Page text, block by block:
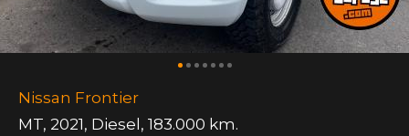
Nissan Frontier
MT, 2021, Diesel, 183.000 km.